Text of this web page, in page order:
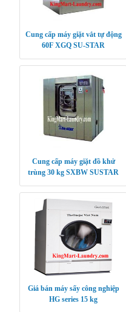
Cung cấp máy giặt vắt tự động
60F XGQ SU-STAR
Cung cấp máy giặt đồ khử
trùng 30 kg SXBW SUSTAR
Giá bán máy sấy công nghiệp
HG series 15 kg